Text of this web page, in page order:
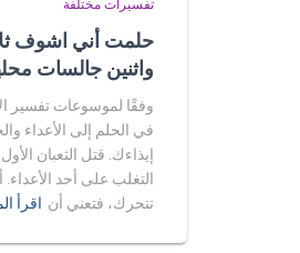
تفسيرات مختلفة
حلمت أني اشوف
واثنين جالسات
وفقًا لموسوعات تفسير
في الحلم إلى الأعداء
إيذاءك. قتل الثعبان
التغلب على أحد الأعداء.
تتحرك، فتعني أن اقرأ